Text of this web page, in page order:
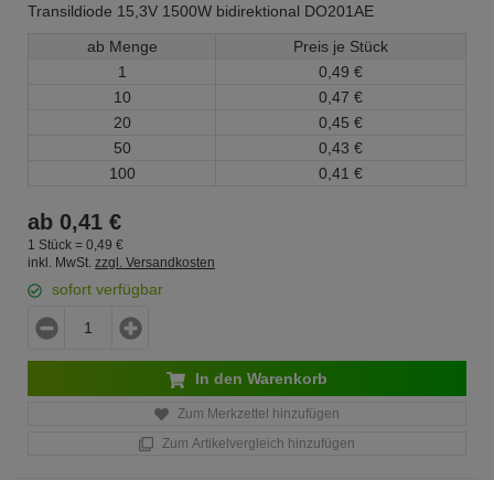
Transildiode 15,3V 1500W bidirektional DO201AE
ab Menge
Preis je Stück
1
0, 49 €
10
0, 47 €
20
0, 45 €
50
0, 43 €
100
0, 41 €
ab 0,41 €
1 Stück = 0, 49 €
inkl. MwSt. zzgl. Versandkosten
sofort verfügbar
In den Warenkorb
Zum Merkzettel hinzufügen
Zum Artikelvergleich hinzufügen